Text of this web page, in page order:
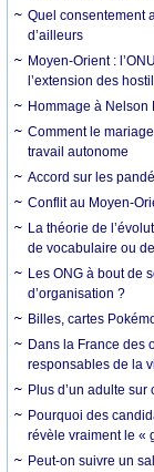
Quel consentement
d’ailleurs
Moyen-Orient :
l’extension des
Hommage à Nelson
Comment le
travail autonome
Accord sur les
Conflit au Moyen-
La théorie de
de vocabulaire ou
Les ONG à bout de
d’organisation ?
Billes, cartes
Dans la France des
responsables de la
Plus d’un adulte
Pourquoi des
révèle vraiment le «
Peut-on suivre un